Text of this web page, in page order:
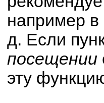
например в
д. Если
посещении
эту